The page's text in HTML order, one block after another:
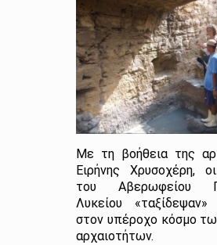
Με τη βοήθεια της
Ειρήνης Χρυσοχέρη,
του Αβερωφείου
Λυκείου
στον υπέροχο κόσμο
αρχαιοτήτων.